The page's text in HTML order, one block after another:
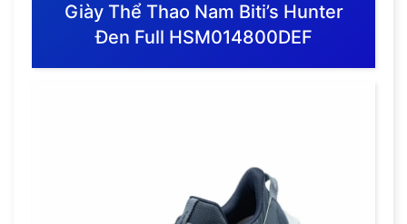
Giày Thể Thao Nam Biti’s Hunter
Đen Full HSM014800DEF